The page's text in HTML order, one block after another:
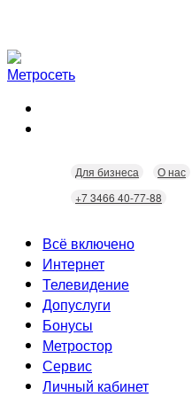
Для бизнеса
О нас
+7 3466 40-77-88
Всё включено
Интернет
Скорость
Безопасность
Wi-Fi
Технологии
Телевидение
Кабельное ТВ
Интерактивное ТВ
Допуслуги
Видеонаблюдение
Городские камеры
Домофония
Бонусы
Статусы
Бонусы
Скидки
Метростор
Сервис
Неисправности
Личный кабинет